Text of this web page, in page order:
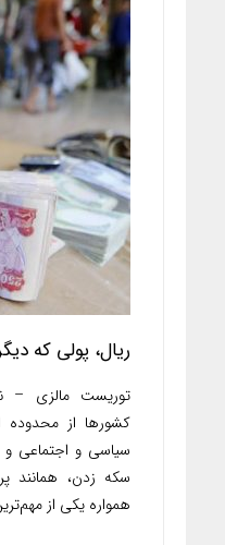
ریال، پولی که
توریست مالزی –
کشورها از محدوده
سیاسی و اجتماعی
سکه زدن، همانند
همواره یکی از